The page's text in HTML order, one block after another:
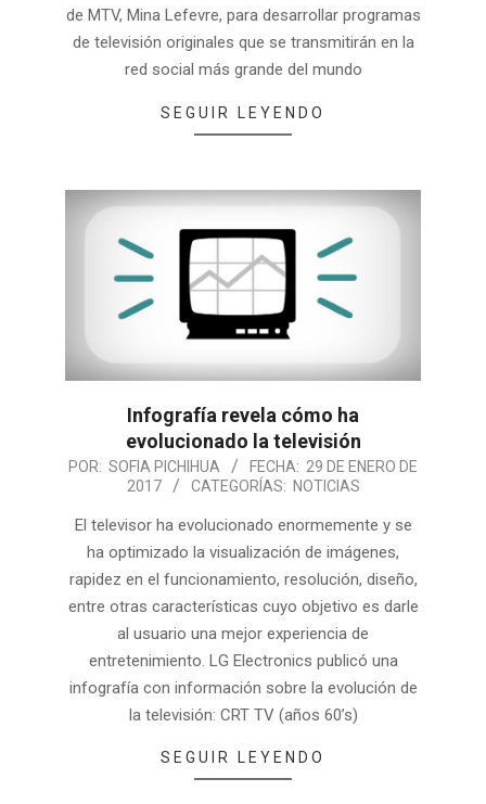
de MTV, Mina Lefevre, para desarrollar programas
de televisión originales que se transmitirán en la
red social más grande del mundo
SEGUIR LEYENDO
Infografía revela cómo ha
evolucionado la televisión
POR: SOFIA PICHIHUA FECHA: 29 DE ENERO DE
2017
CATEGORÍAS: NOTICIAS
El televisor ha evolucionado enormemente y se
ha optimizado la visualización de imágenes,
rapidez en el funcionamiento, resolución, diseño,
entre otras características cuyo objetivo es darle
al usuario una mejor experiencia de
entretenimiento. LG Electronics publicó una
infografía con información sobre la evolución de
la televisión: CRT TV (años 60’s)
SEGUIR LEYENDO